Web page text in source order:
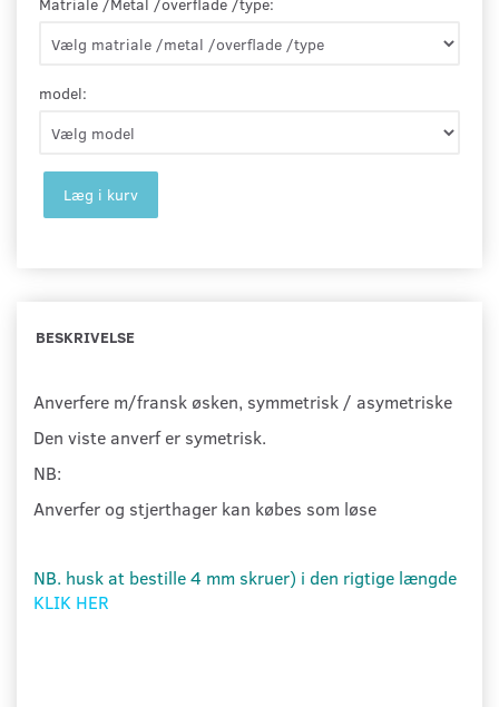
Matriale /Metal /overflade /type:
model:
Læg i kurv
BESKRIVELSE
Anverfere m/fransk øsken, symmetrisk / asymetriske
Den viste anverf er symetrisk.
NB:
Anverfer og stjerthager kan købes som løse
NB. husk at bestille 4 mm skruer) i den rigtige længde
KLIK HER